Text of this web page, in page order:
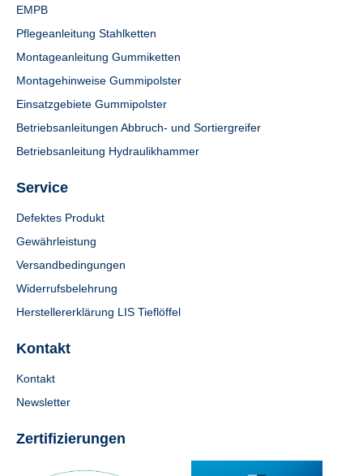
EMPB
Pflegeanleitung Stahlketten
Montageanleitung Gummiketten
Montagehinweise Gummipolster
Einsatzgebiete Gummipolster
Betriebsanleitungen Abbruch- und Sortiergreifer
Betriebsanleitung Hydraulikhammer
Service
Defektes Produkt
Gewährleistung
Versandbedingungen
Widerrufsbelehrung
Herstellererklärung LIS Tieflöffel
Kontakt
Kontakt
Newsletter
Zertifizierungen